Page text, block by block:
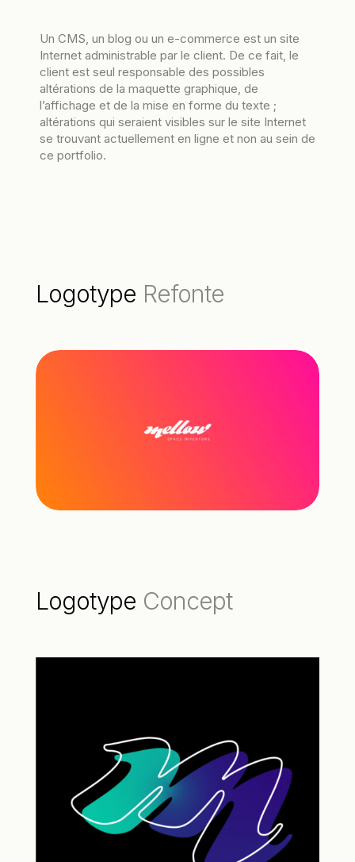
Un CMS, un blog ou un e-commerce est un site
Internet administrable par le client. De ce fait, le
client est seul responsable des possibles
altérations de la maquette graphique, de
l’affichage et de la mise en forme du texte ;
altérations qui seraient visibles sur le site Internet
se trouvant actuellement en ligne et non au sein de
ce portfolio.
Logotype Refonte
Logotype Concept